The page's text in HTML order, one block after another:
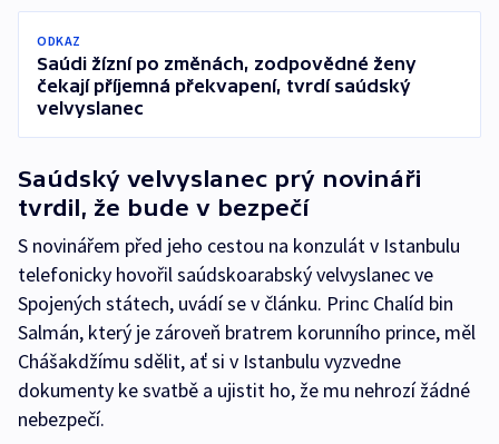
ODKAZ
Saúdi žízní po změnách, zodpovědné ženy
čekají příjemná překvapení, tvrdí saúdský
velvyslanec
Saúdský velvyslanec prý novináři
tvrdil, že bude v bezpečí
S novinářem před jeho cestou na konzulát v Istanbulu
telefonicky hovořil saúdskoarabský velvyslanec ve
Spojených státech, uvádí se v článku. Princ Chalíd bin
Salmán, který je zároveň bratrem korunního prince, měl
Chášakdžímu sdělit, ať si v Istanbulu vyzvedne
dokumenty ke svatbě a ujistit ho, že mu nehrozí žádné
nebezpečí.